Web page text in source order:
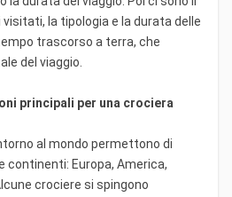
la tipologia e la durata delle
trascorso a terra, che
del viaggio.
principali per una crociera
al mondo permettono di
continenti: Europa, America,
crociere si spingono